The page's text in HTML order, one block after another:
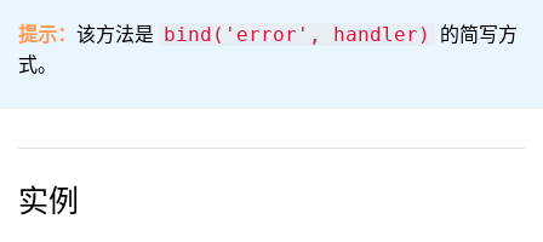
提示： 该方法是 bind('error', handler)
的简写方
式。
实例